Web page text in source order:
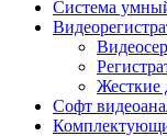
Система
Жесткие
Софт